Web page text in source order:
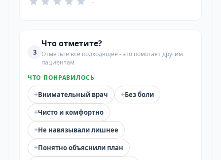
3
Что отметите?
Отметьте всё подходящее - это помогает другим
пациентам
ЧТО ПОНРАВИЛОСЬ
+Внимательный врач +Без боли
+Чисто и комфортно
+Не навязывали лишнее
+Понятно объяснили план